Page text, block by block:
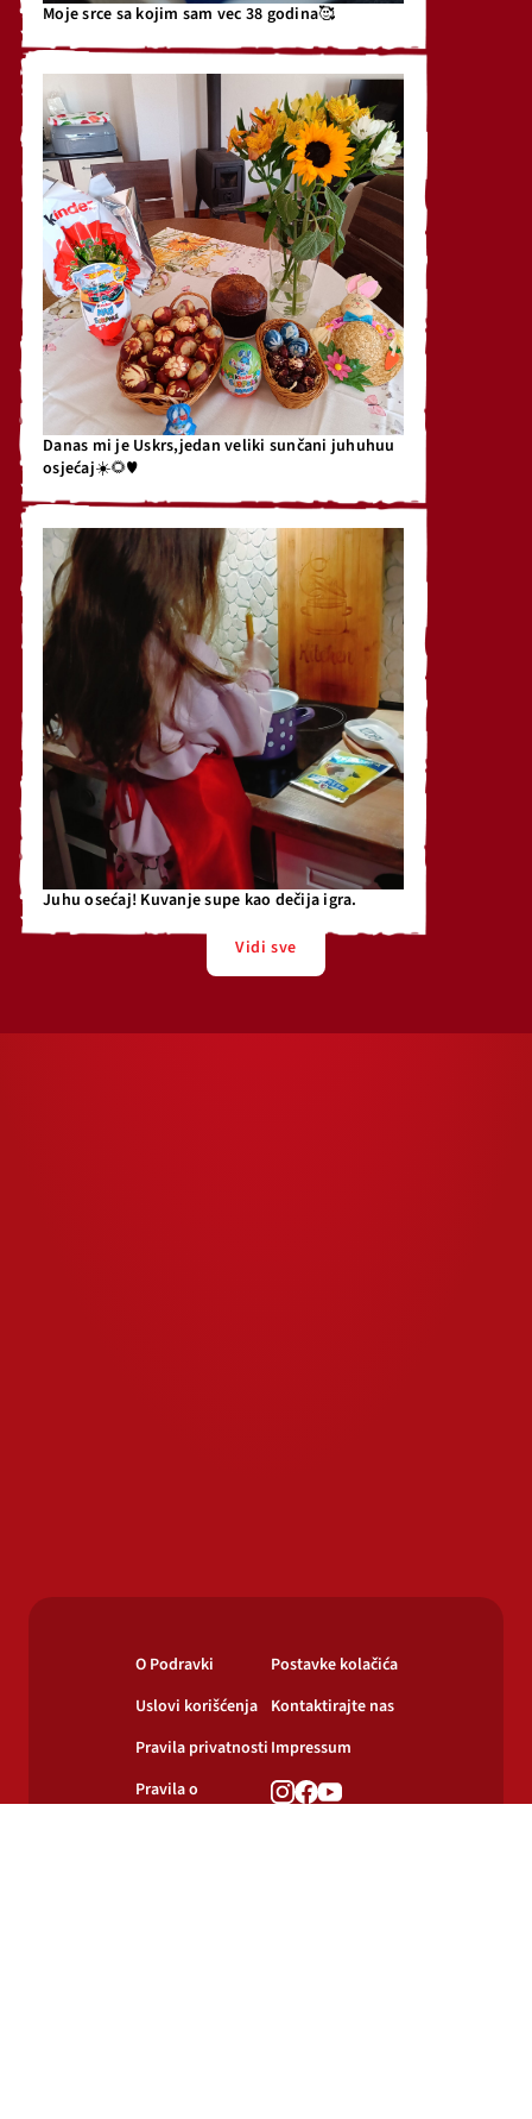
Moje srce sa kojim sam vec 38 godina🥰
Danas mi je Uskrs,jedan veliki sunčani juhuhuu
osjećaj☀️🌻♥️
Juhu osećaj! Kuvanje supe kao dečija igra.
Vidi sve
O Podravki
Uslovi korišćenja
Pravila privatnosti
Pravila o
Postavke kolačića
Kontaktirajte nas
Impressum